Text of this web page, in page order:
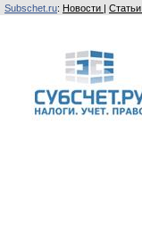
Subschet.ru: Новости | Статьи